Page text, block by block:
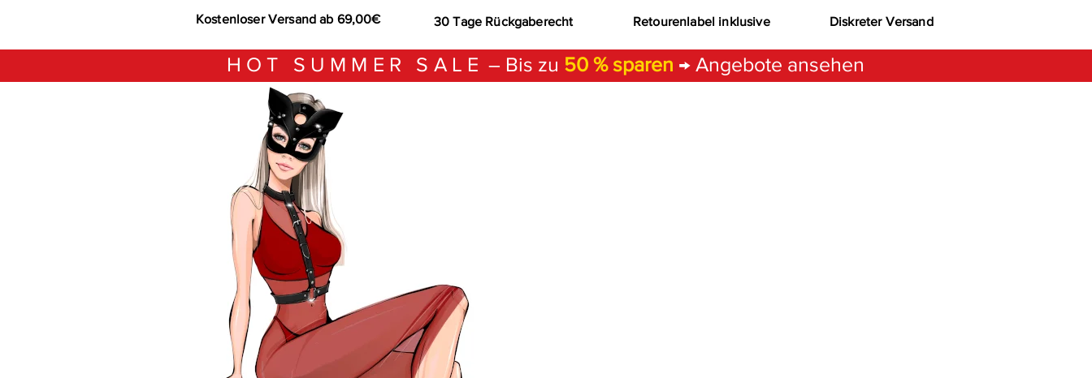
Kostenloser Versand ab 69,00€ 30 Tage Rückgaberecht Retourenlabel inklusive Diskreter Versand
HOT SUMMER SALE – Bis zu 50 % sparen → Angebote ansehen